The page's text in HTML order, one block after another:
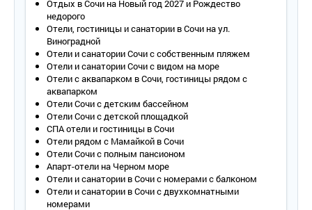
Санузел – умывальник, зеркало, унитаз, душ с поддоном,
косметическое увеличивающее зеркало, фен,
полотенцесушитель, косметические принадлежности,
полотенца, халат, тапочки.
Wi - Fi .
Сервис:
- уборка номера – ежедневно;
- смена белья – 1 раз в 3 дня;
- смена полотенец – 1 раз в 3 дня.
2-местный 3-комнатный «Люкс» 2-ой объект
Количество основных мест – 2.
Дополнительное место – 1-2.
Площадь – 80 кв.м.
Балкон – да.
Мебель – одна двуспальная кровать, прикроватные
Отдых в Сочи на Новый год 2027 и Рождество
недорого
Отели, гостиницы и санатории в Сочи на ул.
Виноградной
Отели и санатории Сочи с собственным пляжем
Отели и санатории Сочи с видом на море
Отели с аквапарком в Сочи, гостиницы рядом с
аквапарком
Отели Сочи с детским бассейном
Отели Сочи с детской площадкой
СПА отели и гостиницы в Сочи
Отели рядом с Мамайкой в Сочи
Отели Сочи с полным пансионом
Апарт-отели на Черном море
Отели и санатории в Сочи с номерами с балконом
Отели и санатории в Сочи с двухкомнатными
номерами